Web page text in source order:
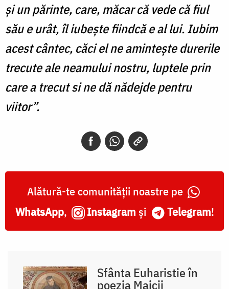
şi un părinte, care, măcar că vede că fiul
său e urât, îl iubeşte fiindcă e al lui. Iubim
acest cântec, căci el ne aminteşte durerile
trecute ale neamului nostru, luptele prin
care a trecut si ne dă nădejde pentru
viitor”.
Alătură-te comunității noastre pe
WhatsApp, Instagram și Telegram!
Sfânta Euharistie în
poezia Maicii